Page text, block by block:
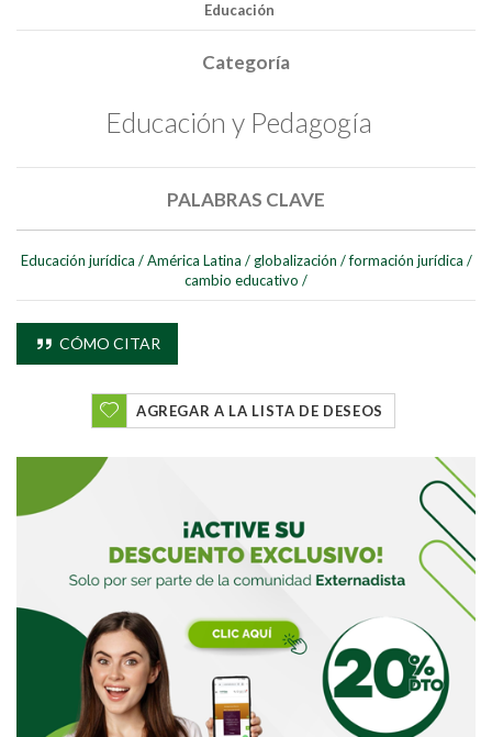
Educación
Categoría
Educación y Pedagogía
PALABRAS CLAVE
Educación jurídica / América Latina / globalización /formación jurídica /
cambio educativo /
CÓMO CITAR
AGREGAR A LA LISTA DE DESEOS